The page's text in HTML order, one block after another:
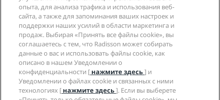
Социальные сети
Бренды Radisson Hotels
tiktokinstagram
youtubefacebook
whatsapp
pinterest
threads
twitterlinkedin
НЕ ПРОПУСТИТЕ НАШИ ПРЕДЛОЖЕНИЯ,
опыта, для анализа трафика и использования веб-
сайта, а также для запоминания ваших настроек и
поддержки наших усилий в области маркетинга и
продаж. Выбирая «Принять все файлы cookie», вы
соглашаетесь с тем, что Radisson может собирать
данные о вас и использовать файлы cookie, как
описано в нашем Уведомлении о
конфиденциальности [ нажмите здесь] и
Уведомлении о файлах cookie и связанных с ними
технологиях [ нажмите здесь]. Если вы выберете